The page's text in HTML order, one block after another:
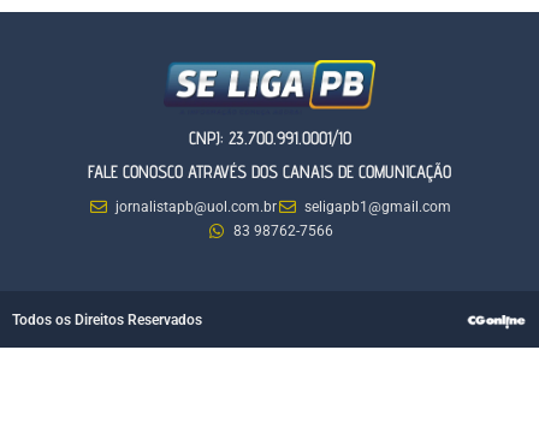
CNPJ: 23.700.991.0001/10
FALE CONOSCO ATRAVÉS DOS CANAIS DE COMUNICAÇÃO
jornalistapb@uol.com.br
seligapb1@gmail.com
83 98762-7566
Todos os Direitos Reservados